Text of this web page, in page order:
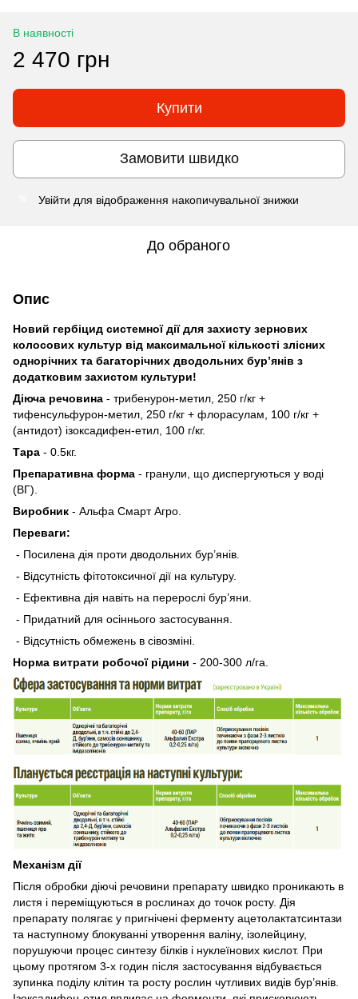
В наявності
2 470 грн
Купити
Замовити швидко
Увійти для відображення накопичувальної знижки
До обраного
Опис
Новий гербіцид системної дії для захисту зернових
колосових культур від максимальної кількості злісних
однорічних та багаторічних дводольних бур’янів з
додатковим захистом культури!
Діюча речовина - трибенурон-метил, 250 г/кг +
тифенсульфурон-метил, 250 г/кг + флорасулам, 100 г/кг +
(антидот) ізоксадифен-етил, 100 г/кг.
Тара - 0.5кг.
Препаративна форма - гранули, що диспергуються у воді
(ВГ).
Виробник - Альфа Смарт Агро.
Переваги:
- Посилена дія проти дводольних бур’янів.
- Відсутність фітотоксичної дії на культуру.
- Ефективна дія навіть на перерослі бур’яни.
- Придатний для осіннього застосування.
- Відсутність обмежень в сівозміні.
Норма витрати робочої рідини - 200-300 л/га.
Механізм дії
Після обробки діючі речовини препарату швидко проникають в
листя і переміщуються в рослинах до точок росту. Дія
препарату полягає у пригнічені ферменту ацетолактатсинтази
та наступному блокуванні утворення валіну, ізолейцину,
порушуючи процес синтезу білків і нуклеїнових кислот. При
цьому протягом 3-х годин після застосування відбувається
зупинка поділу клітин та росту рослин чутливих видів бур’янів.